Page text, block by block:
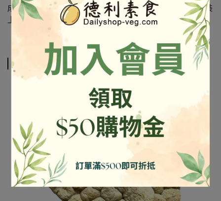
成份及營養標示如圖所示，若與圖片有差異時，以實際包裝
上標示為準
相關商品